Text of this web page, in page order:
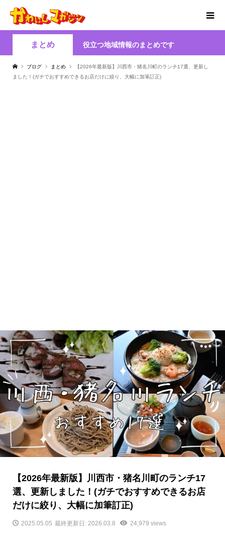
まとめ 役立つ地域情報のまとめです
ブログ まとめ
【2026年最新版】川西市・猪名川町のランチ17選、更新し
ました！(ガチでおすすめできるお店だけに絞り、大幅に加筆訂正)
【2026年最新版】川西市・猪名川町のランチ17
選、更新しました！(ガチでおすすめできるお店
だけに絞り、大幅に加筆訂正)
2025.05.05 最終更新日: 2026.03.8 24,979 views